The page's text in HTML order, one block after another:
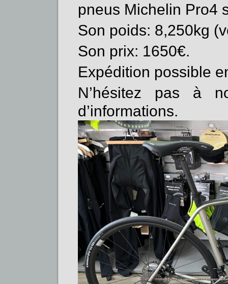
pneus Michelin Pro4
Son poids: 8,250kg
Son prix: 1650€.
Expédition possible
N’hésitez pas à
d’informations.